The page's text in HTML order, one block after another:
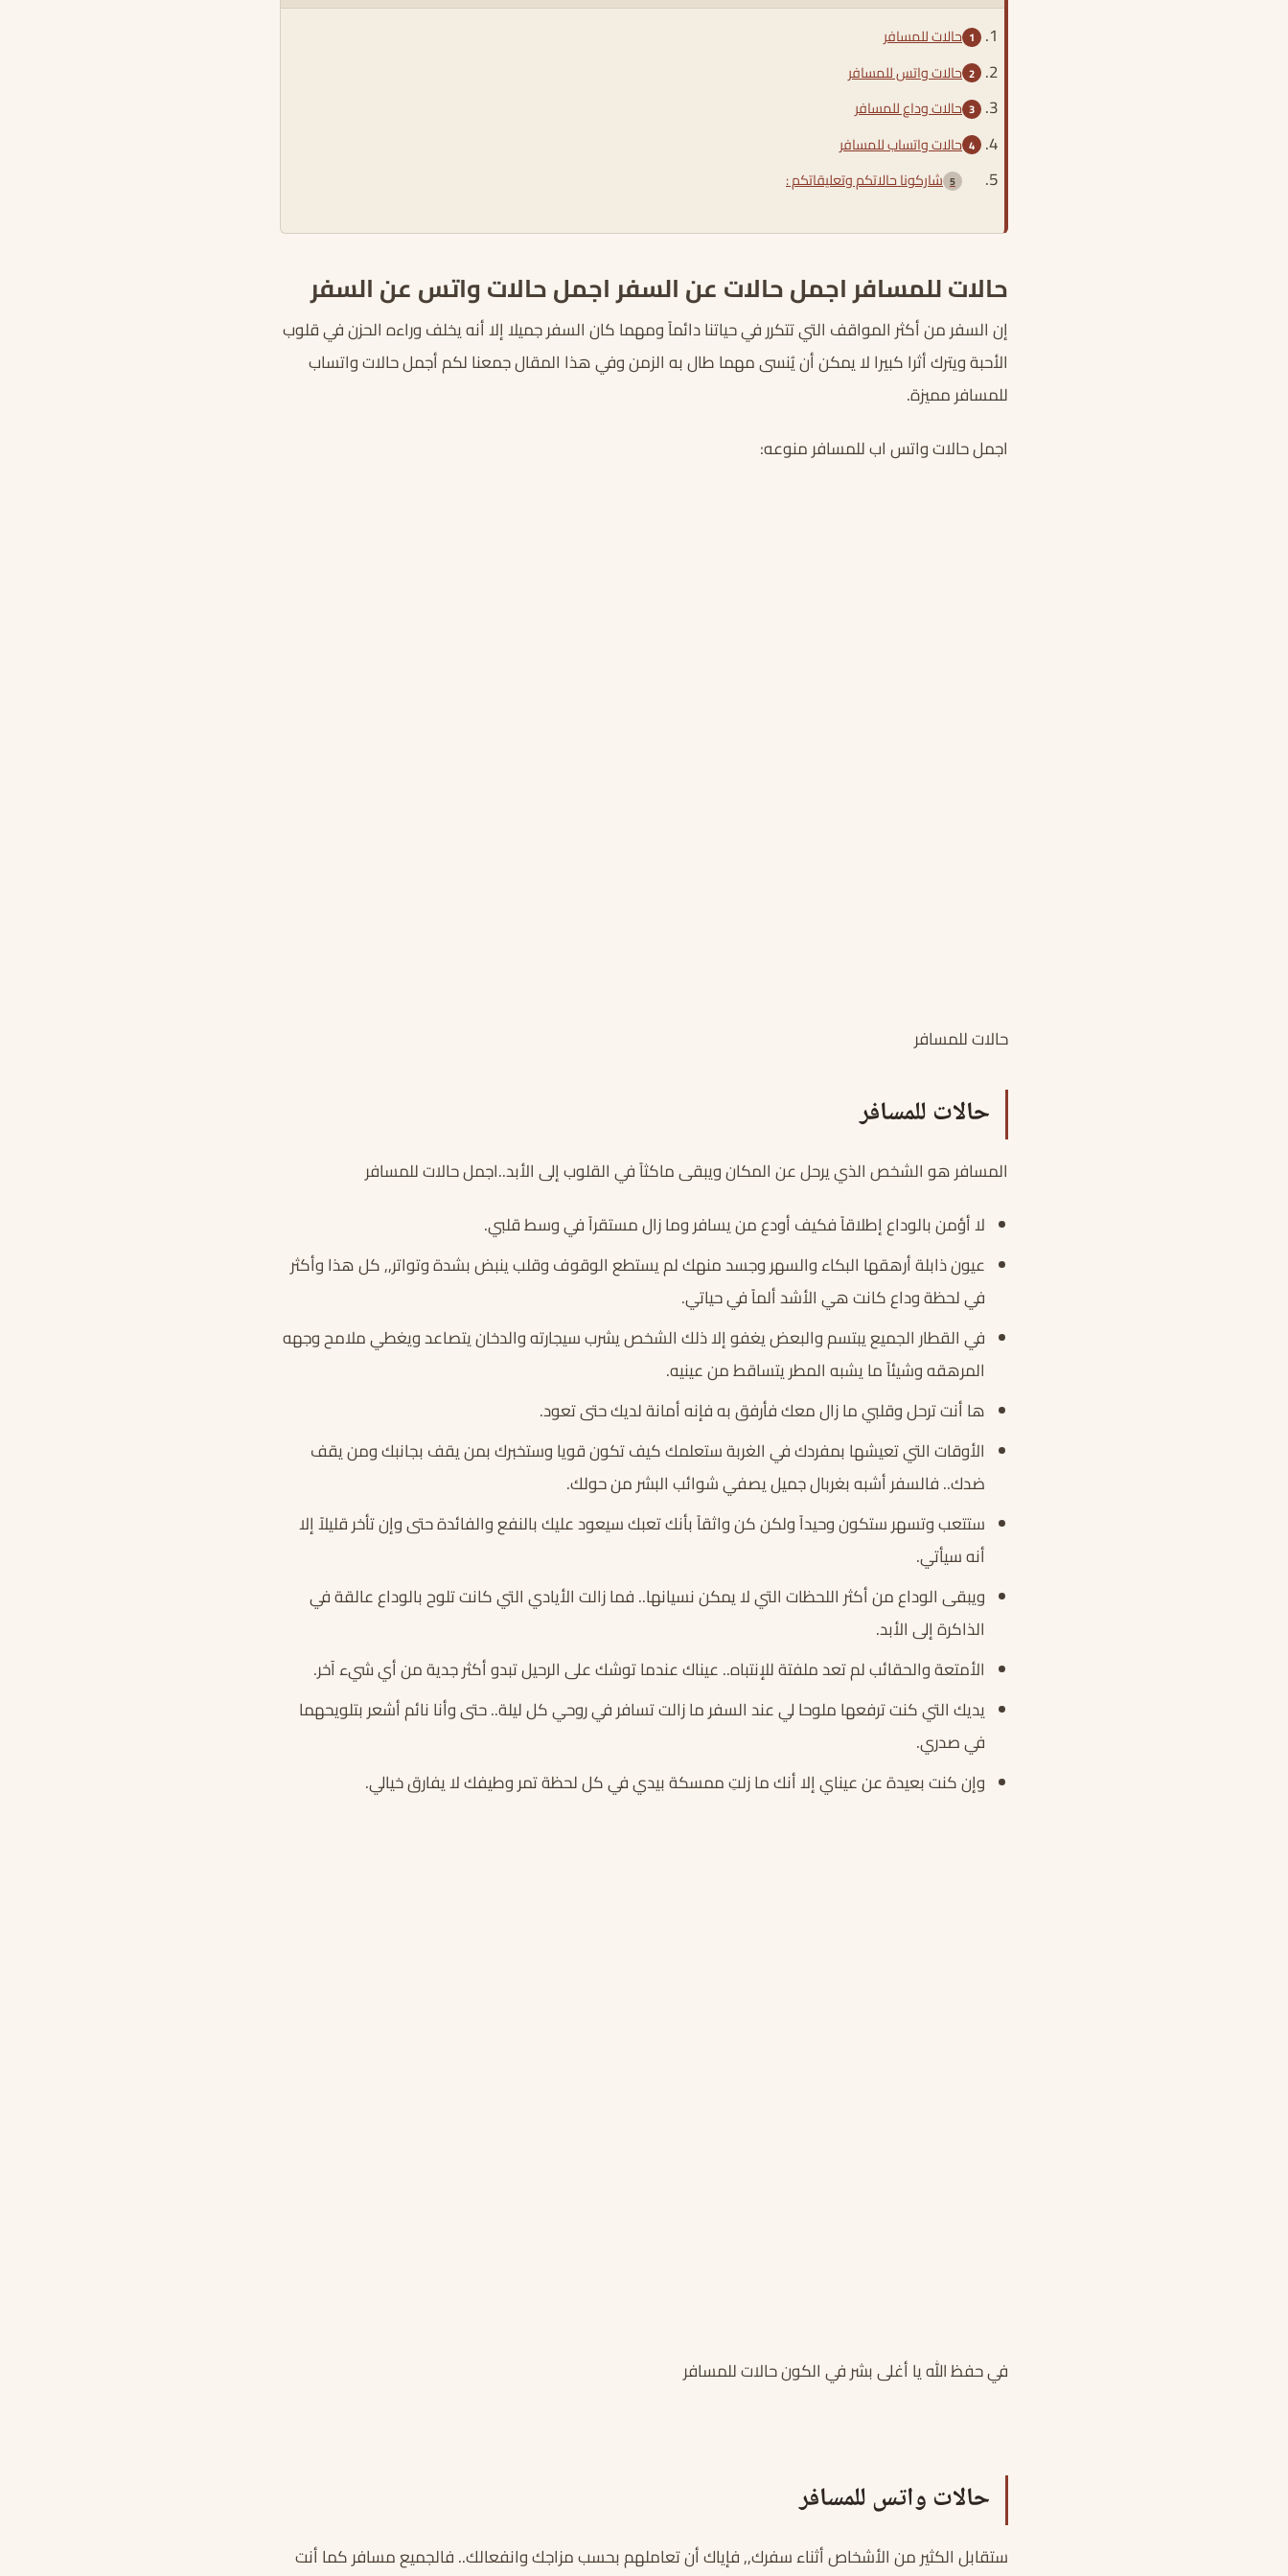
حالات للمسافر
حالات واتس للمسافر
حالات وداع للمسافر
حالات واتساب للمسافر
شاركونا حالاتكم وتعليقاتكم :
حالات للمسافر اجمل حالات عن السفر اجمل حالات واتس عن السفر
إن السفر من أكثر المواقف التي تتكرر في حياتنا دائماً ومهما كان السفر جميلا إلا أنه يخلف وراءه الحزن في قلوب
الأحبة ويترك أثرا كبيرا لا يمكن أن يُنسى مهما طال به الزمن وفي هذا المقال جمعنا لكم أجمل حالات واتساب
للمسافر مميزة.
اجمل حالات واتس اب للمسافر منوعه:
حالات للمسافر
حالات للمسافر
المسافر هو الشخص الذي يرحل عن المكان ويبقى ماكثاً في القلوب إلى الأبد..اجمل حالات للمسافر
لا أؤمن بالوداع إطلاقاً فكيف أودع من يسافر وما زال مستقراً في وسط قلبي.
عيون ذابلة أرهقها البكاء والسهر وجسد منهك لم يستطع الوقوف وقلب ينبض بشدة وتواتر,, كل هذا وأكثر
في لحظة وداع كانت هي الأشد ألماً في حياتي.
في القطار الجميع يبتسم والبعض يغفو إلا ذلك الشخص يشرب سيجارته والدخان يتصاعد ويغطي ملامح وجهه
المرهقه وشيئاً ما يشبه المطر يتساقط من عينيه.
ها أنت ترحل وقلبي ما زال معك فأرفق به فإنه أمانة لديك حتى تعود.
الأوقات التي تعيشها بمفردك في الغربة ستعلمك كيف تكون قويا وستخبرك بمن يقف بجانبك ومن يقف
ضدك.. فالسفر أشبه بغربال جميل يصفي شوائب البشر من حولك.
ستتعب وتسهر ستكون وحيداً ولكن كن واثقاً بأنك تعبك سيعود عليك بالنفع والفائدة حتى وإن تأخر قليلاً إلا
أنه سيأتي.
ويبقى الوداع من أكثر اللحظات التي لا يمكن نسيانها.. فما زالت الأيادي التي كانت تلوح بالوداع عالقة في
الذاكرة إلى الأبد.
الأمتعة والحقائب لم تعد ملفتة للإنتباه.. عيناك عندما توشك على الرحيل تبدو أكثر جدية من أي شيء آخر.
يديك التي كنت ترفعها ملوحا لي عند السفر ما زالت تسافر في روحي كل ليلة.. حتى وأنا نائم أشعر بتلويحهما
في صدري.
وإن كنت بعيدة عن عيناي إلا أنك ما زلتِ ممسكة بيدي في كل لحظة تمر وطيفك لا يفارق خيالي.
في حفظ الله يا أغلى بشر في الكون حالات للمسافر
حالات واتس للمسافر
ستقابل الكثير من الأشخاص أثناء سفرك,, فإياك أن تعاملهم بحسب مزاجك وانفعالك.. فالجميع مسافر كما أنت